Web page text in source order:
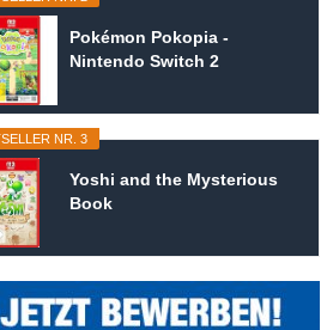
Pokémon Pokopia -
Nintendo Switch 2
NR. 3
Yoshi and the Mysterious
Book